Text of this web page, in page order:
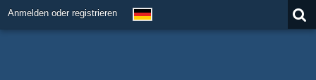
Anmelden oder registrieren